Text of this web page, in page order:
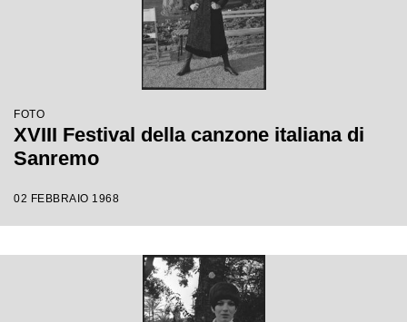
FOTO
XVIII Festival della canzone italiana di
Sanremo
02 FEBBRAIO 1968